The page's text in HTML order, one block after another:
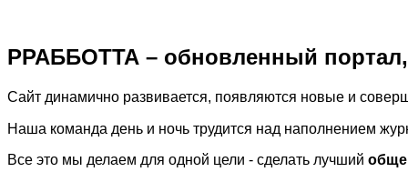
РРАББОТТА – обновленный портал,
Сайт динамично развивается, появляются новые и
Наша команда день и ночь трудится над наполнением
Все это мы делаем для одной цели - сделать лучший